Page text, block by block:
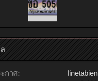
กาศ:
linetabien